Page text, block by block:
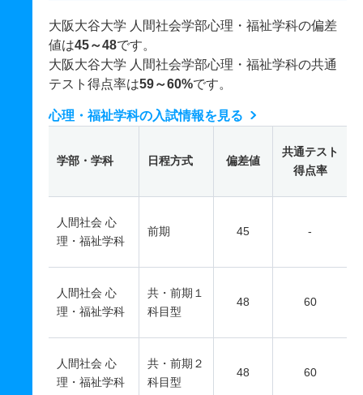
大阪大谷大学 人間社会学部心理・福祉学科の偏差
値は45～48です。
大阪大谷大学 人間社会学部心理・福祉学科の共通
テスト得点率は59～60%です。
心理・福祉学科の入試情報を見る
学部・学科 日程方式 偏差値
共通テスト
得点率
人間社会 心
理・福祉学科
前期 45 -
人間社会 心
理・福祉学科
共・前期１
科目型
48 60
人間社会 心
理・福祉学科
共・前期２
科目型
48 60